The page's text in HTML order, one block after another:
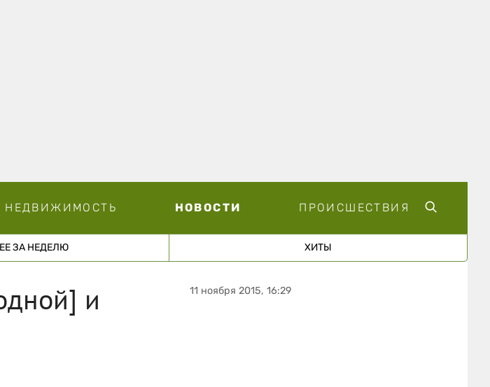
НЕДВИЖИМОСТЬ НОВОСТИ ПРОИСШЕСТВИЯ
ЗА НЕДЕЛЮ ХИТЫ
и
11 ноября 2015, 16:29